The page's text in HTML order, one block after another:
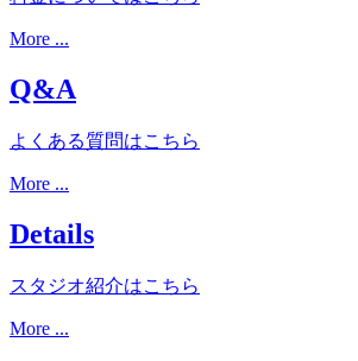
More ...
Q&A
よくある質問はこちら
More ...
Details
スタジオ紹介はこちら
More ...